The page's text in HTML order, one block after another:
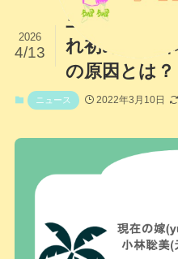
三谷幸喜の
れ初めと小
の原因とは？
2026
4/13
ニュース 2022年3月10日